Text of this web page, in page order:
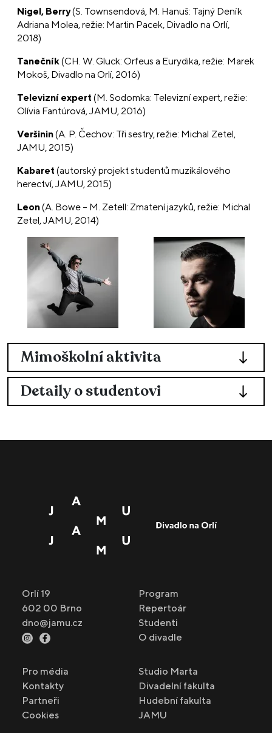
Nigel, Berry(S. Townsendová, M. Hanuš: Tajný Deník
Adriana Molea, režie: Martin Pacek, Divadlo na Orlí,
2018)
Tanečník(CH. W. Gluck: Orfeus a Eurydika, režie: Marek
Mokoš, Divadlo na Orlí, 2016)
Televizní expert (M. Sodomka: Televizní expert, režie:
Olívia Fantúrová, JAMU, 2016)
Veršinin(A. P. Čechov: Tři sestry, režie: Michal Zetel,
JAMU, 2015)
Kabaret (autorský projekt studentů muzikálového
herectví, JAMU, 2015)
Leon(A. Bowe – M. Zetell: Zmatení jazyků, režie: Michal
Zetel, JAMU, 2014)
Mimoškolní aktivita
Detaily o studentovi
Orlí 19
602 00 Brno
dno@jamu.cz
Program
Repertoár
Studenti
O divadle
Pro média
Kontakty
Partneři
Cookies
Studio Marta
Divadelní fakulta
Hudební fakulta
JAMU